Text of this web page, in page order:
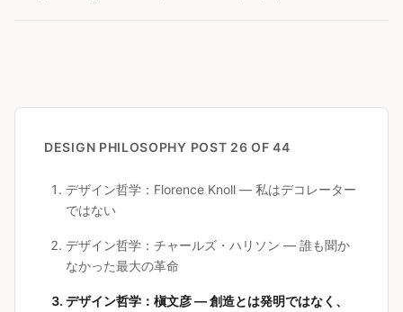
DESIGN PHILOSOPHY POST 26 OF 44
デザイン哲学：Florence Knoll — 私はデコレーター
ではない
デザイン哲学：チャールズ・ハリソン — 誰も聞か
なかった最大の革命
デザイン哲学：槇文彦 — 創造とは発明ではなく、